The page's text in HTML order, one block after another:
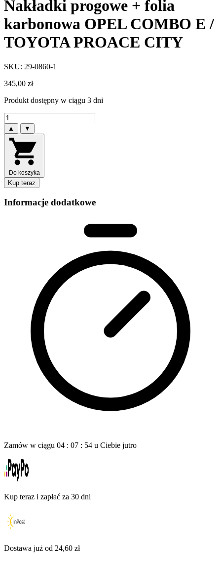
Nakładki progowe + folia
karbonowa OPEL COMBO E /
TOYOTA PROACE CITY
SKU: 29-0860-1
345,00 zł
Produkt dostępny w ciągu 3 dni
▲ ▼
Do koszyka
Kup teraz
Informacje dodatkowe
Zamów w ciągu 04 : 07 : 52 u Ciebie jutro
Kup teraz i zapłać za 30 dni
Dostawa już od 24,60 zł